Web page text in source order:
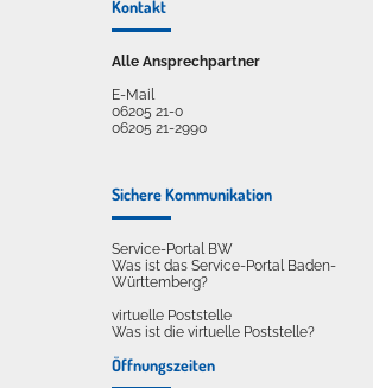
Kontakt
Alle Ansprechpartner
E-Mail
06205 21-0
06205 21-2990
Sichere Kommunikation
Service-Portal BW
Was ist das Service-Portal Baden-
Württemberg?
virtuelle Poststelle
Was ist die virtuelle Poststelle?
Öffnungszeiten